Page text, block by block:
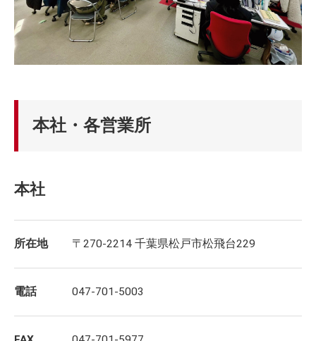
本社・各営業所
本社
所在地 〒270-2214 千葉県松戸市松飛台229
電話 047-701-5003